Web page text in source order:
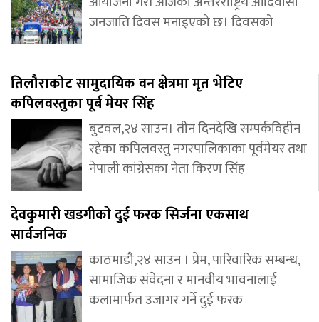
जनजाति दिवस मनाइएको छ। दिवसको
तिलौराकोट सामुदायिक वन क्षेत्रमा मृत भेटिए
कपिलवस्तुका पूर्ब मेयर सिंह
बुटवल,२४ साउन। तीन दिनदेखि सम्पर्कविहीन
रहेका कपिलवस्तु नगरपालिकाका पूर्वमेयर तथा
नेपाली कांग्रेसका नेता किरण सिंह
देवकुमारी खडगीकाे दुई फरक सिर्जना एकसाथ
सार्वजनिक
काठमाडौ,२४ साउन । प्रेम, पारिवारिक सम्बन्ध,
सामाजिक संवेदना र मानवीय भावनालाई
कलामार्फत उजागर गर्ने दुई फरक